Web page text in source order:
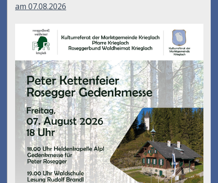
am 07.08.2026